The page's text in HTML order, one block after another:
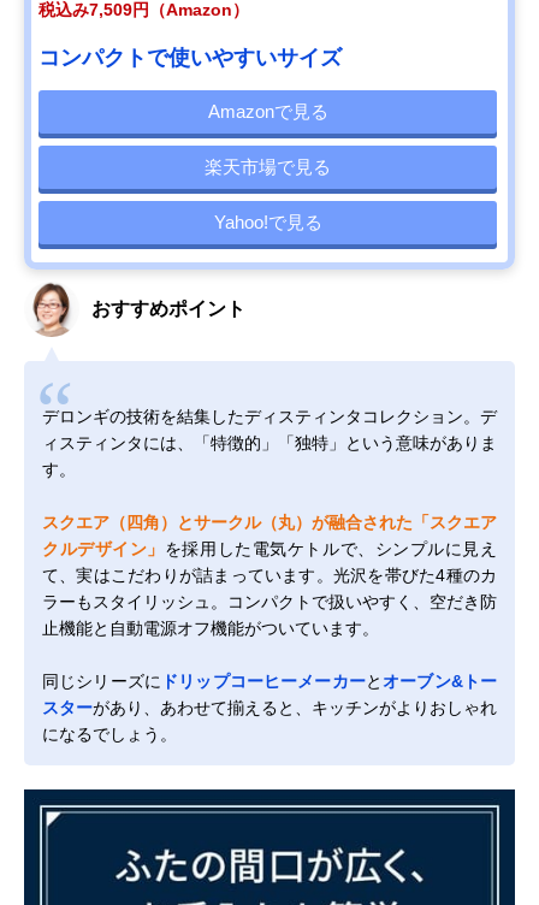
税込み7,509円（Amazon）
コンパクトで使いやすいサイズ
Amazonで見る
楽天市場で見る
Yahoo!で見る
おすすめポイント
デロンギの技術を結集したディスティンタコレクション。デ
ィスティンタには、「特徴的」「独特」という意味がありま
す。
スクエア（四角）とサークル（丸）が融合された「スクエア
クルデザイン」 を採用した電気ケトルで、シンプルに見え
て、実はこだわりが詰まっています。光沢を帯びた4種のカ
ラーもスタイリッシュ。コンパクトで扱いやすく、空だき防
止機能と自動電源オフ機能がついています。
同じシリーズに ドリップコーヒーメーカーとオーブン&トー
スターがあり、あわせて揃えると、キッチンがよりおしゃれ
になるでしょう。